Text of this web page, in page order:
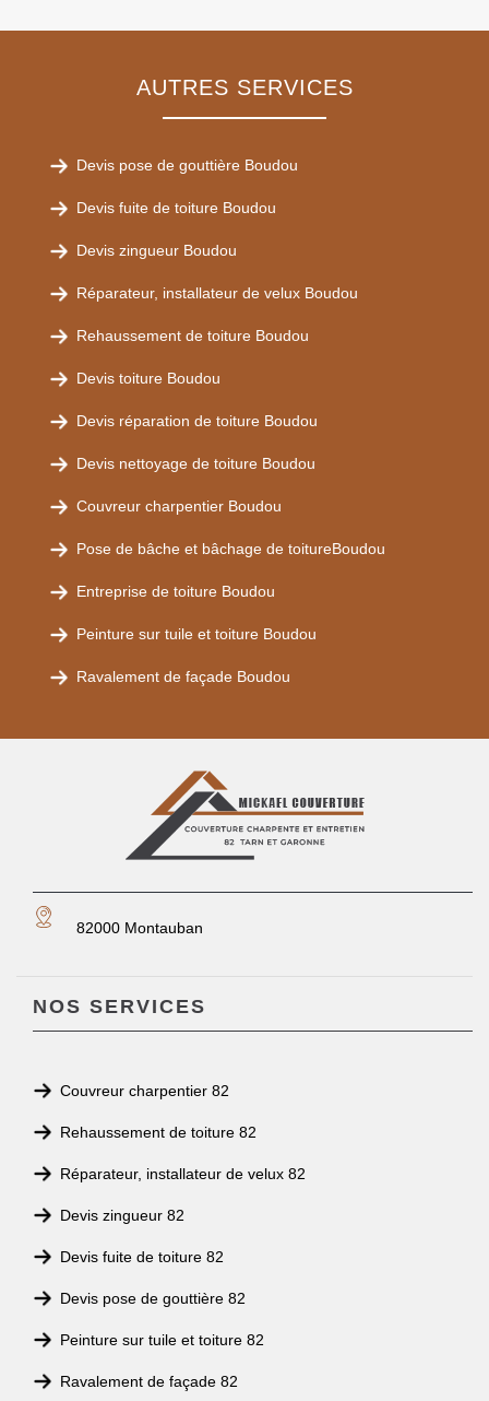
AUTRES SERVICES
Devis pose de gouttière Boudou
Devis fuite de toiture Boudou
Devis zingueur Boudou
Réparateur, installateur de velux Boudou
Rehaussement de toiture Boudou
Devis toiture Boudou
Devis réparation de toiture Boudou
Devis nettoyage de toiture Boudou
Couvreur charpentier Boudou
Pose de bâche et bâchage de toitureBoudou
Entreprise de toiture Boudou
Peinture sur tuile et toiture Boudou
Ravalement de façade Boudou
82000 Montauban
NOS SERVICES
Couvreur charpentier 82
Rehaussement de toiture 82
Réparateur, installateur de velux 82
Devis zingueur 82
Devis fuite de toiture 82
Devis pose de gouttière 82
Peinture sur tuile et toiture 82
Ravalement de façade 82